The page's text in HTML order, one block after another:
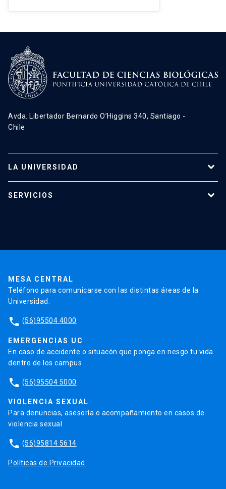
Avda. Libertador Bernardo O’Higgins 340, Santiago -
Chile
LA UNIVERSIDAD
Admisión
SERVICIOS
MESA CENTRAL
Teléfono para comunicarse con las distintas áreas de la
Universidad.
phone (56)95504 4000
EMERGENCIAS UC
En caso de accidente o situacón que ponga en riesgo tu vida
dentro de los campus
phone (56)95504 5000
VIOLENCIA SEXUAL
Para denuncias, asesoría o acompañamiento en casos de
violencia sexual
phone (56)95814 5614
Políticas de Privacidad